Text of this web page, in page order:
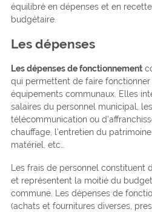
équilibré en dépenses et en
budgétaire.
Les dépenses
Les dépenses de fonctionnement
qui permettent de faire fonctionner
équipements communaux. Elles
salaires du personnel municipal,
télécommunication ou
chauffage, l’entretien du
matériel, etc…
Les frais de personnel constituent
et représentent la moitié du
commune. Les dépenses de
(achats et fournitures diverses,